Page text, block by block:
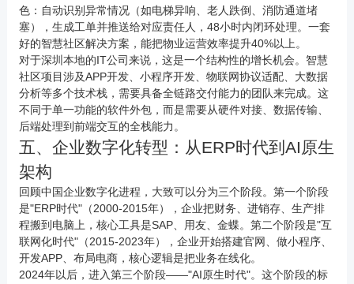
色：自动识别异常情况（如电梯异响、老人跌倒、消防通道堵
塞），生成工单并推送给对应责任人，48小时内闭环处理。一套
好的智慧社区解决方案，能把物业运营效率提升40%以上。
对于深圳本地的IT公司来说，这是一个结构性的增长机会。智慧
社区项目涉及APP开发、小程序开发、物联网协议适配、 大数据
分析等多个技术栈，需要具备全链路交付能力的团队来完成。这
不同于单一功能的软件外包，而是需要从硬件对接、数据传输、
后端处理到前端交互的全栈能力。
五、企业数字化转型：从ERP时代到AI原生
架构
回顾中国企业数字化进程，大致可以分为三个阶段。第一个阶段
是"ERP时代"（2000-2015年），企业把财务、进销存、生产排
程搬到电脑上，核心工具是SAP、用友、金蝶。第二个阶段是"互
联网化时代"（2015-2023年），企业开始搭建官网、做小程序、
开发APP、布局电商，核心逻辑是把业务在线化。
2024年以后，进入第三个阶段——"AI原生时代"。这个阶段的标